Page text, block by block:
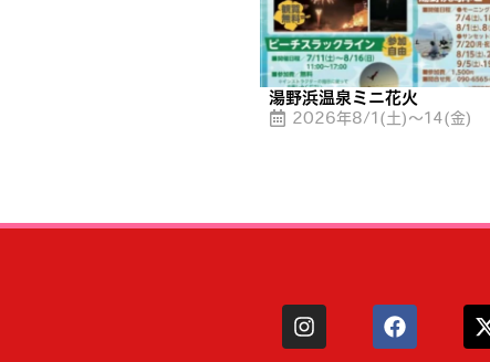
湯野浜温泉ミニ花火
2026年8/1(土)〜14(金)